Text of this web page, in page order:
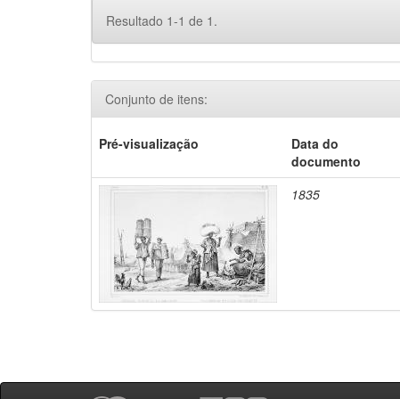
Resultado 1-1 de 1.
Conjunto de itens:
Pré-visualização
Data do
documento
1835